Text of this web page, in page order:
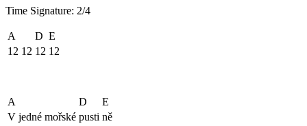
Time Signature: 2/4
A D E
12 12 12 12
A D
E
V jedné mořské pusti ně